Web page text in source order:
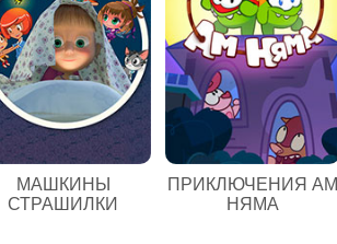
МАШКИНЫ
СТРАШИЛКИ
ПРИКЛЮЧЕНИЯ АМ
НЯМА